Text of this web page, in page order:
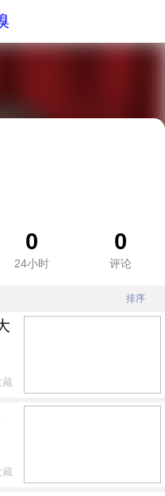
0
24小时
0
评论
排序
藏
藏